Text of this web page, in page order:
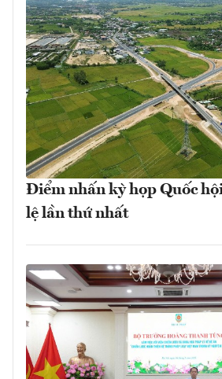
Điểm nhấn kỳ họp Quốc
lệ lần thứ nhất